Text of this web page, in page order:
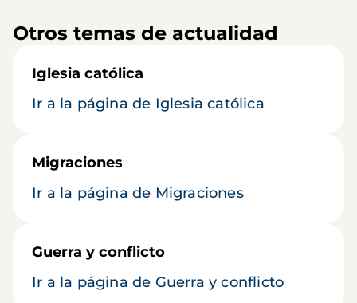
Otros temas de actualidad
Iglesia católica
Ir a la página de Iglesia católica
Migraciones
Ir a la página de Migraciones
Guerra y conflicto
Ir a la página de Guerra y conflicto